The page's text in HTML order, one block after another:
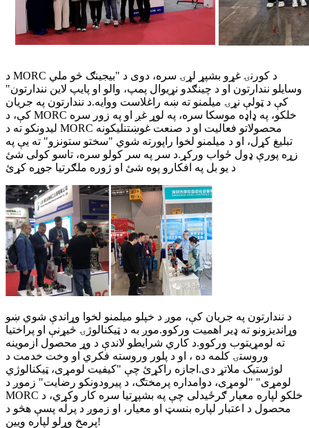
د MORC د کورنۍ غړو بشپړ لړۍ سره، دوی د "بیجینګ څو ملي
وسایلو نندارتون او د چینګدو نړیوال پمپ، والو او پایپ لاین نندارتون"
کې د ټولې نړۍ میلمنو ته ښه راغلاست ووایه.د نندارتون په جریان
کې، د MORC خلکو، په ډاډه موسکا سره، په لوړ غږ او په زور سره
لیدونکو ته د MORC محصولاتو فعالیت او د صنعت غوښتنلیکونه
تبلیغ کړل، او د میلمنو لخوا راپورته شوي "سختو ستونزو" ته یې په
زړه پورې ډول ځواب ورکړ.د سر په سر کولو سره، تاسو کولی شئ
د یو بل په افکارو پوه شئ او ژوره ملګرتیا جوړه کړئ
د نندارتون په جریان کې، موږ د خپلو میلمنو لخوا وړاندې شوي ښو
وړاندیزونو ته ډیر اهمیت ورکوو.موږ به د ټیکنالوژۍ څیړنې او پراختیا
ته لومړیتوب ورکوو.د کاري شرایطو لاندې د وړ محصول ازموینه
وروستۍ کلمه ده ، او د پلور وروسته فکري او وخت خدمت د
لوژستیک ملاتړ دی.اجازه راکړئ چې "کیفیت لومړی، ټیکنالوژي
لومړی" "لومړی، دوامداره پرمختګ، د پیرودونکو رضایت" زموږ د
MORC خلکو لپاره معیار ګرځیدلی چې په بشپړتیا سره کار وکړي، د
محصول د اعتبار لپاره بنسټ او معیار، او زموږ د پرله پسې هڅو د
پرمخ وړلو لپاره ویین!